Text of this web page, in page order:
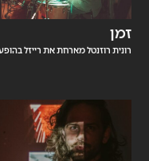
זמן
רונית רוזנטל מארחת את רייזל